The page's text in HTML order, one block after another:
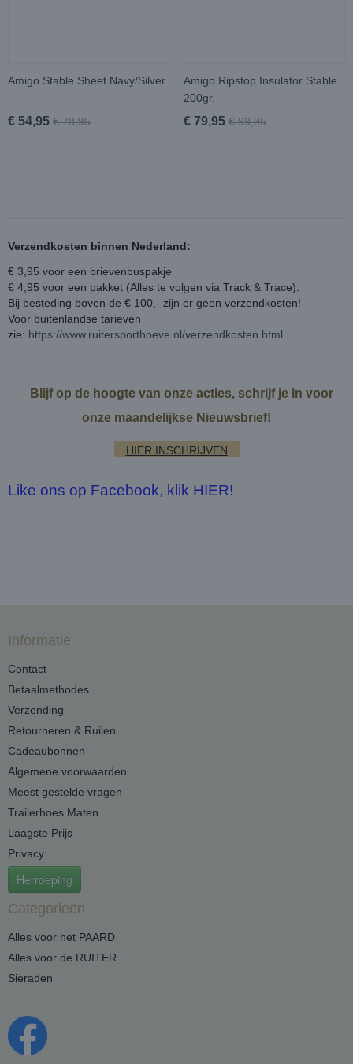
Amigo Stable Sheet Navy/Silver
€ 54,95 € 78,95
Amigo Ripstop Insulator Stable
200gr.
€ 79,95 € 99,95
Verzendkosten binnen Nederland:
€ 3,95 voor een brievenbuspakje
€ 4,95 voor een pakket (Alles te volgen via Track & Trace).
Bij besteding boven de € 100,- zijn er geen verzendkosten!
Voor buitenlandse tarieven
zie: https://www.ruitersporthoeve.nl/verzendkosten.html
Blijf op de hoogte van onze acties, schrijf je in voor
onze maandelijkse Nieuwsbrief!
HIER INSCHRIJVEN
Like ons op Facebook, klik HIER!
Informatie
Contact
Betaalmethodes
Verzending
Retourneren & Ruilen
Cadeaubonnen
Algemene voorwaarden
Meest gestelde vragen
Trailerhoes Maten
Laagste Prijs
Privacy
Herroeping
Categorieën
Alles voor het PAARD
Alles voor de RUITER
Sieraden